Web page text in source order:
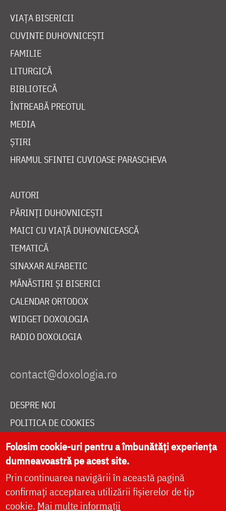
VIAȚA BISERICII
CUVINTE DUHOVNICEȘTI
FAMILIE
LITURGICĂ
BIBLIOTECĂ
ÎNTREABĂ PREOTUL
MEDIA
ȘTIRI
HRAMUL SFINTEI CUVIOASE PARASCHEVA
AUTORI
PĂRINȚI DUHOVNICEȘTI
MAICI CU VIAȚĂ DUHOVNICEASCĂ
TEMATICĂ
SINAXAR ALFABETIC
MĂNĂSTIRI ȘI BISERICI
CALENDAR ORTODOX
WIDGET DOXOLOGIA
RADIO DOXOLOGIA
DESPRE NOI
POLITICA DE COOKIES
DONEAZĂ ONLINE PENTRU CATEDRALA NAȚIONALĂ
LIVE
Folosim cookie-uri pentru a îmbunătăți experiența
dumneavoastră pe acest site.
Prin continuarea navigării în această pagină
confirmați acceptarea utilizării fișierelor de tip
cookie. Mai multe informații